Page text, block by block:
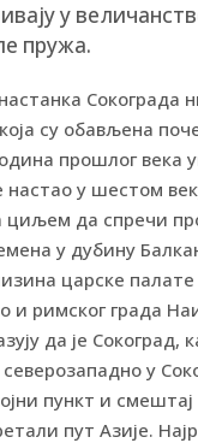
у
пружа.
Сокограда
су обављена
прошлог века
настао у шестом
циљем да спречи
у дубину
царске
и римског града
да је Сокоград,
у
пункт и смештај
пут Азије.